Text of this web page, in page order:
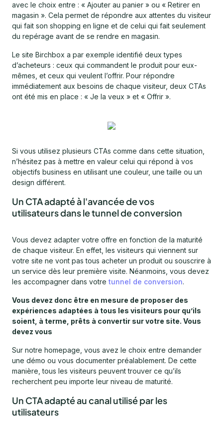
avec le choix entre : « Ajouter au panier » ou « Retirer en
magasin ». Cela permet de répondre aux attentes du visiteur
qui fait son shopping en ligne et de celui qui fait seulement
du repérage avant de se rendre en magasin.
Le site Birchbox a par exemple identifié deux types
d’acheteurs : ceux qui commandent le produit pour eux-
mêmes, et ceux qui veulent l’offrir. Pour répondre
immédiatement aux besoins de chaque visiteur, deux CTAs
ont été mis en place : « Je la veux » et « Offrir ».
Si vous utilisez plusieurs CTAs comme dans cette situation,
n’hésitez pas à mettre en valeur celui qui répond à vos
objectifs business en utilisant une couleur, une taille ou un
design différent.
Un CTA adapté à l'avancée de vos
utilisateurs dans le tunnel de conversion
Vous devez adapter votre offre en fonction de la maturité
de chaque visiteur. En effet, les visiteurs qui viennent sur
votre site ne vont pas tous acheter un produit ou souscrire à
un service dès leur première visite. Néanmoins, vous devez
les accompagner dans votre tunnel de conversion.
Vous devez donc être en mesure de proposer des
expériences adaptées à tous les visiteurs pour qu’ils
soient, à terme, prêts à convertir sur votre site. Vous
devez vous
Sur notre homepage, vous avez le choix entre demander
une démo ou vous documenter préalablement. De cette
manière, tous les visiteurs peuvent trouver ce qu’ils
recherchent peu importe leur niveau de maturité.
Un CTA adapté au canal utilisé par les
utilisateurs